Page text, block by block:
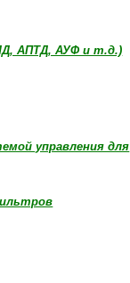
АПТД, АУФ и т.д.)
управления для